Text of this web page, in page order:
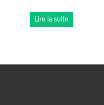
Lire la suite